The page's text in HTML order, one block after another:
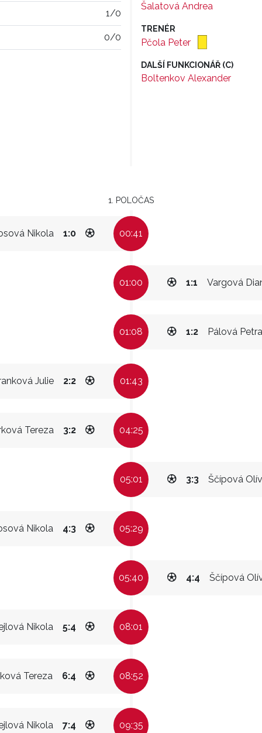
1/0
0/0
Šalatová Andrea
TRENÉR
Pčola Peter
DALŠÍ FUNKCIONÁŘ (C)
Boltenkov Alexander
1. POLOČAS
Nikola 1:0 00:41
01:00 Vargová
1:1
01:08 Pálová Petra
1:2
Julie 2:2 01:43
Tereza 3:2 04:25
05:01 Ščípová
3:3
Nikola 4:3 05:29
05:40 Ščípová
4:4
Nikola 5:4 08:01
Tereza 6:4 08:52
Nikola 7:4 09:35